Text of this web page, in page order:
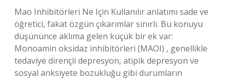
Mao Inhibitörleri Ne Için Kullanılır anlatımı sade ve
öğretici, fakat özgün çıkarımlar sınırlı. Bu konuyu
düşününce aklıma gelen küçük bir ek var:
Monoamin oksidaz inhibitörleri (MAOI) , genellikle
tedaviye dirençli depresyon, atipik depresyon ve
sosyal anksiyete bozukluğu gibi durumların